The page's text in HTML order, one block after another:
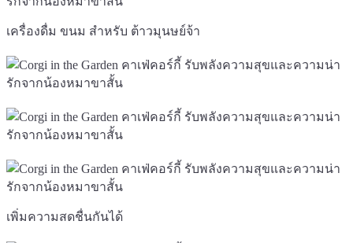
เครื่องดื่ม ขนม สำหรับ ต้าวมุนษย์จ้า
เพิ่มความสดชื่นกันได้